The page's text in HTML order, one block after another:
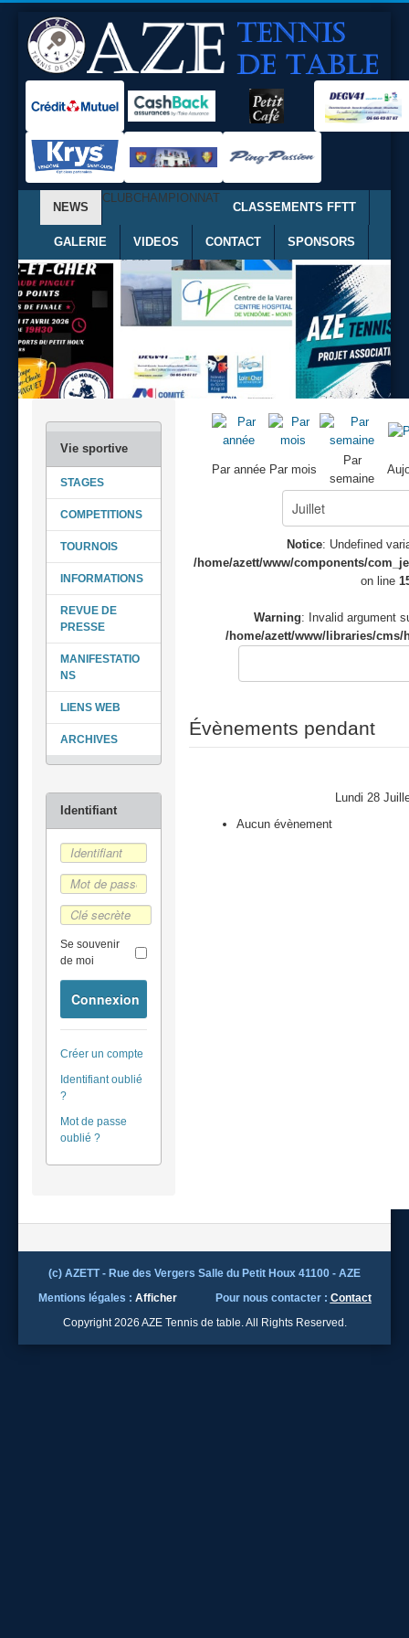
NEWS
CLUBCHAMPIONNAT
CLASSEMENTS FFTT
GALERIE VIDEOS CONTACT SPONSORS
Se souvenir
de moi
Connexion
Créer un compte
Identifiant oublié
?
Mot de passe
oublié ?
STAGES
COMPETITIONS
TOURNOIS
INFORMATIONS
REVUE DE
PRESSE
MANIFESTATIO
NS
LIENS WEB
ARCHIVES
Par année Par mois
Par
semaine
Notice: Undefined
/home/azett/www/components/
on line
Warning: Invalid argument
/home/azett/www/libraries/cms/
Évènements pendant
Lundi 28
Aucun évènement
(c) AZETT - Rue des Vergers Salle du Petit Houx 41100 - AZE
Mentions légales : Afficher Pour nous contacter : Contact
Copyright 2026 AZE Tennis de table. All Rights Reserved.